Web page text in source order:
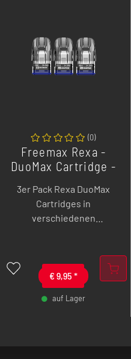
€ 9,95 *
auf Lager
(0)
Freemax Rexa -
DuoMax Cartridge -
3er Pack Rexa DuoMax
Cartridges in
verschiedenen